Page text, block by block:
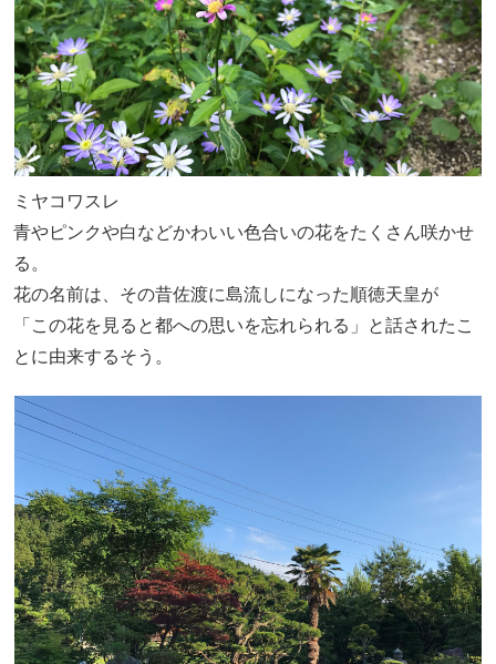
ミヤコワスレ
青やピンクや白などかわいい色合いの花をたくさん咲かせ
る。
花の名前は、その昔佐渡に島流しになった順徳天皇が
「この花を見ると都への思いを忘れられる」と話されたこ
とに由来するそう。